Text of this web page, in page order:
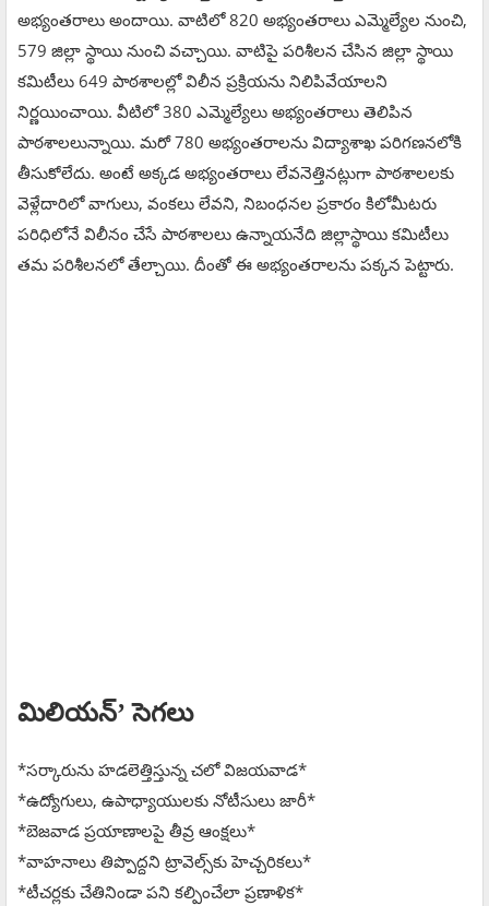
అభ్యంతరాలు అందాయి. వాటిలో 820 అభ్యంతరాలు ఎమ్మెల్యేల నుంచి,
579 జిల్లా స్థాయి నుంచి వచ్చాయి. వాటిపై పరిశీలన చేసిన జిల్లా స్థాయి
కమిటీలు 649 పాఠశాలల్లో విలీన ప్రక్రియను నిలిపివేయాలని
నిర్ణయించాయి. వీటిలో 380 ఎమ్మెల్యేలు అభ్యంతరాలు తెలిపిన
పాఠశాలలున్నాయి. మరో 780 అభ్యంతరాలను విద్యాశాఖ పరిగణనలోకి
తీసుకోలేదు. అంటే అక్కడ అభ్యంతరాలు లేవనెత్తినట్లుగా పాఠశాలలకు
వెళ్లేదారిలో వాగులు, వంకలు లేవని, నిబంధనల ప్రకారం కిలోమీటరు
పరిధిలోనే విలీనం చేసే పాఠశాలలు ఉన్నాయనేది జిల్లాస్థాయి కమిటీలు
తమ పరిశీలనలో తేల్చాయి. దీంతో ఈ అభ్యంతరాలను పక్కన పెట్టారు.
మిలియన్‌’ సెగలు
*సర్కారును హడలెత్తిస్తున్న చలో విజయవాడ*
*ఉద్యోగులు, ఉపాధ్యాయులకు నోటీసులు జారీ*
*బెజవాడ ప్రయాణాలపై తీవ్ర ఆంక్షలు*
*వాహనాలు తిప్పొద్దని ట్రావెల్స్‌కు హెచ్చరికలు*
*టీచర్లకు చేతినిండా పని కల్పించేలా ప్రణాళిక*